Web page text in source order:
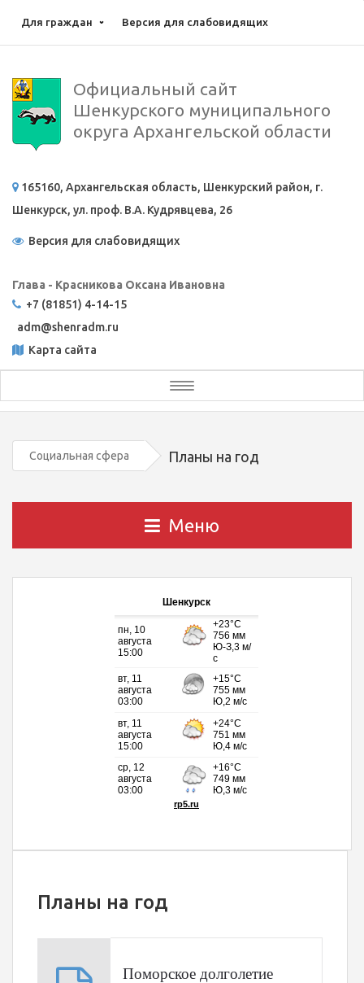
Для граждан Версия для слабовидящих
Официальный сайт
Шенкурского муниципального
округа Архангельской области
165160, Архангельская область, Шенкурский район, г.
Шенкурск, ул. проф. В.А. Кудрявцева, 26
Версия для слабовидящих
Глава - Красникова Оксана Ивановна
+7 (81851) 4-14-15
adm@shenradm.ru
Карта сайта
Toggle
navigation
Социальная сфера Планы на год
Меню
Шенкурск
Планы на год
Поморское долголетие